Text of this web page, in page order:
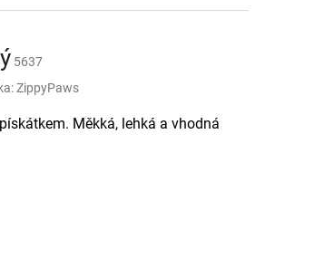
5637
ZippyPaws
Měkká, lehká a vhodná